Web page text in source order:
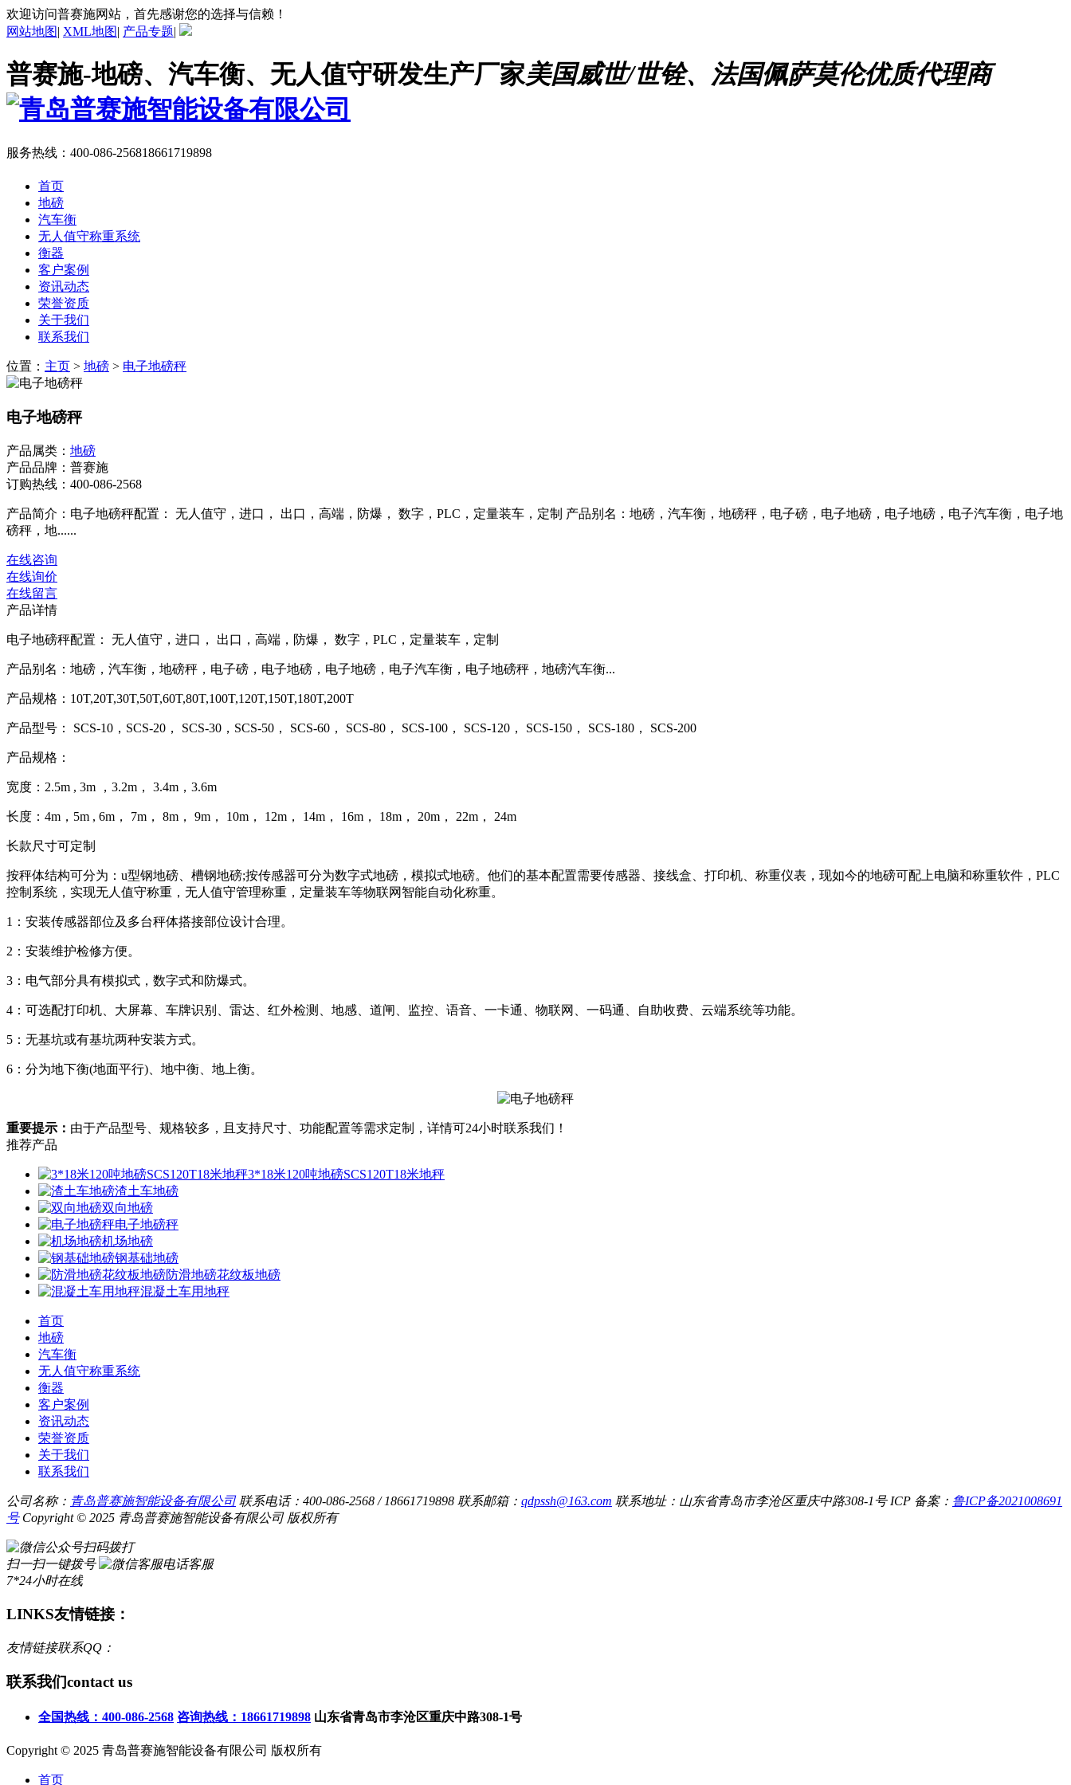
欢迎访问普赛施网站，首先感谢您的选择与信赖！
网站地图| XML地图| 产品专题|
普赛施-地磅、汽车衡、无人值守研发生产厂家美国威世/世铨、法国佩萨莫伦优质代理商
服务热线： 400-086-256818661719898
首页
地磅
汽车衡
无人值守称重系统
衡器
客户案例
资讯动态
荣誉资质
关于我们
联系我们
位置： 主页 > 地磅 > 电子地磅秤
电子地磅秤
产品属类： 地磅
产品品牌：普赛施
订购热线： 400-086-2568
产品简介：电子地磅秤配置： 无人值守，进口， 出口，高端，防爆， 数字，PLC，定量装车，定制 产品别名：地磅，汽车衡，地磅秤，电子磅，电子地磅，电子地磅，电子汽车衡，电子地
磅秤，地......
在线咨询
在线询价
在线留言
产品详情
电子地磅秤配置： 无人值守，进口， 出口，高端，防爆， 数字，PLC，定量装车，定制
产品别名：地磅，汽车衡，地磅秤，电子磅，电子地磅，电子地磅，电子汽车衡，电子地磅秤，地磅汽车衡...
产品规格：10T,20T,30T,50T,60T,80T,100T,120T,150T,180T,200T
产品型号： SCS-10，SCS-20， SCS-30，SCS-50， SCS-60， SCS-80， SCS-100， SCS-120， SCS-150， SCS-180， SCS-200
产品规格：
宽度：2.5m , 3m ，3.2m， 3.4m，3.6m
长度：4m，5m , 6m， 7m， 8m， 9m， 10m， 12m， 14m， 16m， 18m， 20m， 22m， 24m
长款尺寸可定制
按秤体结构可分为：u型钢地磅、槽钢地磅;按传感器可分为数字式地磅，模拟式地磅。他们的基本配置需要传感器、接线盒、打印机、称重仪表，现如今的地磅可配上电脑和称重软件，PLC
控制系统，实现无人值守称重，无人值守管理称重，定量装车等物联网智能自动化称重。
1：安装传感器部位及多台秤体搭接部位设计合理。
2：安装维护检修方便。
3：电气部分具有模拟式，数字式和防爆式。
4：可选配打印机、大屏幕、车牌识别、雷达、红外检测、地感、道闸、监控、语音、一卡通、物联网、一码通、自助收费、云端系统等功能。
5：无基坑或有基坑两种安装方式。
6：分为地下衡(地面平行)、地中衡、地上衡。
重要提示： 由于产品型号、规格较多，且支持尺寸、功能配置等需求定制，详情可24小时联系我们！
推荐产品
3*18米120吨地磅SCS120T18米地秤
渣土车地磅
双向地磅
电子地磅秤
机场地磅
钢基础地磅
防滑地磅花纹板地磅
混凝土车用地秤
首页
地磅
汽车衡
无人值守称重系统
衡器
客户案例
资讯动态
荣誉资质
关于我们
联系我们
公司名称： 青岛普赛施智能设备有限公司 联系电话：400-086-2568 / 18661719898 联系邮箱： qdpssh@163.com 联系地址：山东省青岛市李沧区重庆中路308-1号 ICP 备案： 鲁ICP备2021008691
号 Copyright © 2025 青岛普赛施智能设备有限公司 版权所有
扫码拨打
扫一扫一键拨号
电话客服
7*24小时在线
LINKS友情链接：
友情链接联系QQ：
联系我们contact us
全国热线：400-086-2568 咨询热线：18661719898 山东省青岛市李沧区重庆中路308-1号
Copyright © 2025 青岛普赛施智能设备有限公司 版权所有
首页